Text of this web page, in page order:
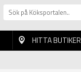
HITTA BUTIKER